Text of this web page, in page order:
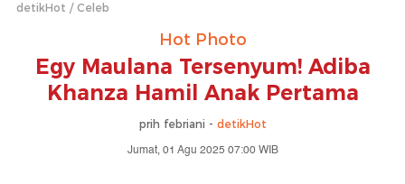
detikHot Celeb
Hot Photo
Egy Maulana Tersenyum! Adiba
Khanza Hamil Anak Pertama
prih febriani - detikHot
Jumat, 01 Agu 2025 07:00 WIB